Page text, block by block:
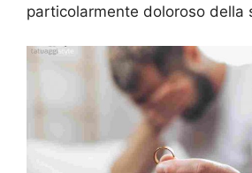
particolarmente doloroso della